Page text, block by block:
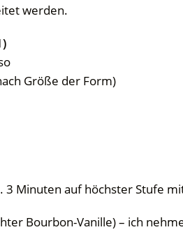
werden.
Größe der Form)
3 Minuten auf höchster Stufe
Bourbon-Vanille) – ich